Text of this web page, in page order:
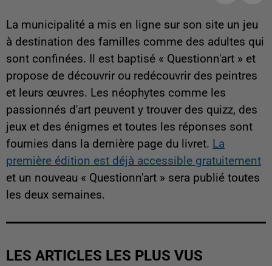
La municipalité a mis en ligne sur son site un jeu
à destination des familles comme des adultes qui
sont confinées. Il est baptisé « Questionn'art » et
propose de découvrir ou redécouvrir des peintres
et leurs œuvres. Les néophytes comme les
passionnés d'art peuvent y trouver des quizz, des
jeux et des énigmes et toutes les réponses sont
fournies dans la dernière page du livret. La
première édition est déjà accessible gratuitement
et un nouveau « Questionn'art » sera publié toutes
les deux semaines.
LES ARTICLES LES PLUS VUS